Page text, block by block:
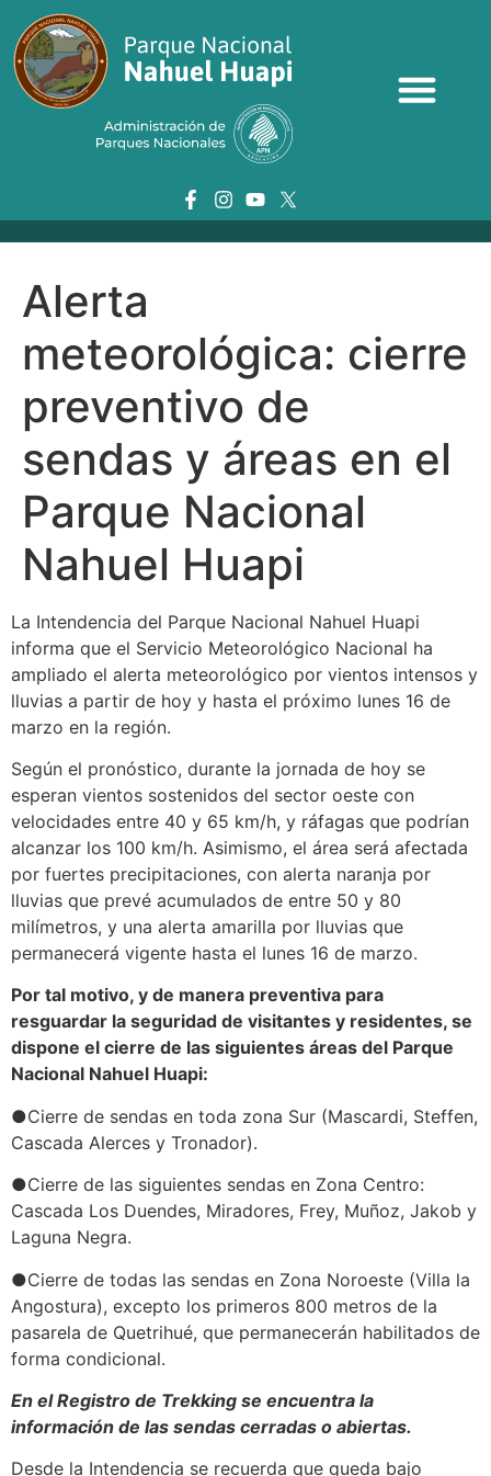
Alerta
meteorológica: cierre
preventivo de
sendas y áreas en el
Parque Nacional
Nahuel Huapi
La Intendencia del Parque Nacional Nahuel Huapi
informa que el Servicio Meteorológico Nacional ha
ampliado el alerta meteorológico por vientos intensos y
lluvias a partir de hoy y hasta el próximo lunes 16 de
marzo en la región.
Según el pronóstico, durante la jornada de hoy se
esperan vientos sostenidos del sector oeste con
velocidades entre 40 y 65 km/h, y ráfagas que podrían
alcanzar los 100 km/h. Asimismo, el área será afectada
por fuertes precipitaciones, con alerta naranja por
lluvias que prevé acumulados de entre 50 y 80
milímetros, y una alerta amarilla por lluvias que
permanecerá vigente hasta el lunes 16 de marzo.
Por tal motivo, y de manera preventiva para
resguardar la seguridad de visitantes y residentes, se
dispone el cierre de las siguientes áreas del Parque
Nacional Nahuel Huapi:
●Cierre de sendas en toda zona Sur (Mascardi, Steffen,
Cascada Alerces y Tronador).
●Cierre de las siguientes sendas en Zona Centro:
Cascada Los Duendes, Miradores, Frey, Muñoz, Jakob y
Laguna Negra.
●Cierre de todas las sendas en Zona Noroeste (Villa la
Angostura), excepto los primeros 800 metros de la
pasarela de Quetrihué, que permanecerán habilitados de
forma condicional.
En el Registro de Trekking se encuentra la
información de las sendas cerradas o abiertas.
Desde la Intendencia se recuerda que queda bajo